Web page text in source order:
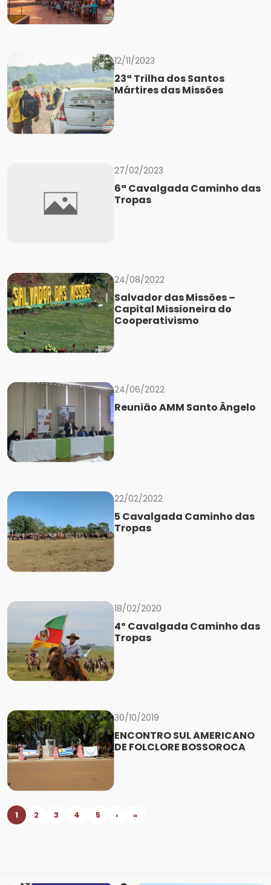
12/11/2023
23ª Trilha dos Santos
Mártires das Missões
27/02/2023
6ª Cavalgada Caminho das
Tropas
24/08/2022
Salvador das Missões –
Capital Missioneira do
Cooperativismo
24/06/2022
Reunião AMM Santo Ângelo
22/02/2022
5 Cavalgada Caminho das
Tropas
18/02/2020
4º Cavalgada Caminho das
Tropas
30/10/2019
ENCONTRO SUL AMERICANO
DE FOLCLORE BOSSOROCA
1 2 3 4 5 › »